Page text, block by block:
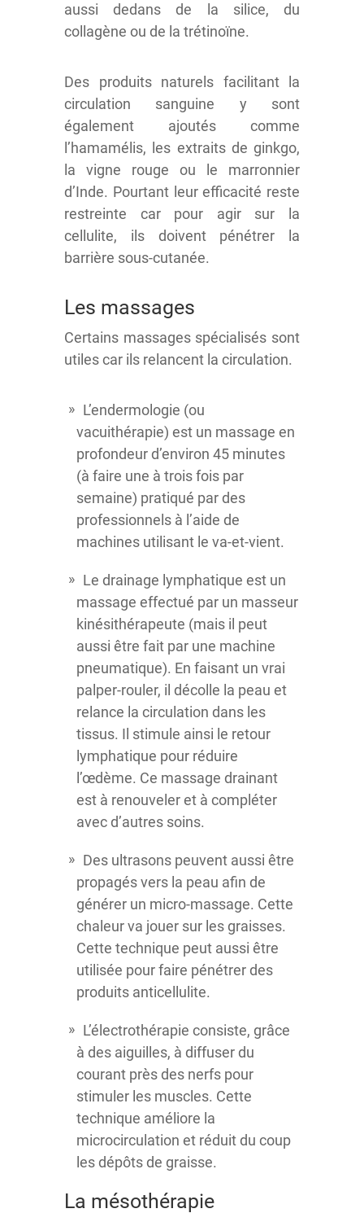
aussi dedans de la silice, du
collagène ou de la trétinoïne.
Des produits naturels facilitant la
circulation sanguine y sont
également ajoutés comme
l’hamamélis, les extraits de ginkgo,
la vigne rouge ou le marronnier
d’Inde. Pourtant leur efficacité reste
restreinte car pour agir sur la
cellulite, ils doivent pénétrer la
barrière sous-cutanée.
Les massages
Certains massages spécialisés sont
utiles car ils relancent la circulation.
L’endermologie (ou
vacuithérapie) est un massage en
profondeur d’environ 45 minutes
(à faire une à trois fois par
semaine) pratiqué par des
professionnels à l’aide de
machines utilisant le va-et-vient.
Le drainage lymphatique est un
massage effectué par un masseur
kinésithérapeute (mais il peut
aussi être fait par une machine
pneumatique). En faisant un vrai
palper-rouler, il décolle la peau et
relance la circulation dans les
tissus. Il stimule ainsi le retour
lymphatique pour réduire
l’œdème. Ce massage drainant
est à renouveler et à compléter
avec d’autres soins.
Des ultrasons peuvent aussi être
propagés vers la peau afin de
générer un micro-massage. Cette
chaleur va jouer sur les graisses.
Cette technique peut aussi être
utilisée pour faire pénétrer des
produits anticellulite.
L’électrothérapie consiste, grâce
à des aiguilles, à diffuser du
courant près des nerfs pour
stimuler les muscles. Cette
technique améliore la
microcirculation et réduit du coup
les dépôts de graisse.
La mésothérapie